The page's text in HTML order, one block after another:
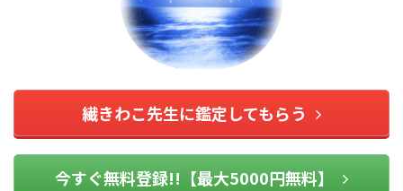
繊きわこ先生に鑑定してもらう
今すぐ無料登録!!【最大5000円無料】